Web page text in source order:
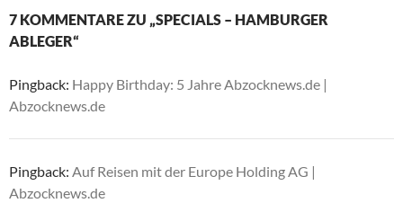
7 KOMMENTARE ZU „SPECIALS – HAMBURGER
ABLEGER“
Pingback: Happy Birthday: 5 Jahre Abzocknews.de |
Abzocknews.de
Pingback: Auf Reisen mit der Europe Holding AG |
Abzocknews.de